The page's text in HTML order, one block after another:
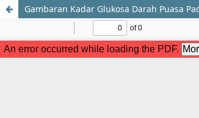
Gambaran Kadar Glukosa Darah Puasa